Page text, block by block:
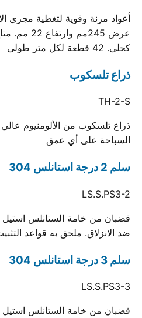
أعواد مرنة وقوية لتغطية مجرى
عرض 245مم
كحلى. 42 قطعة لكل متر طولى
ذراع تلسكوب
TH-2-S
ذراع تلسكوب من الألومنيوم
السباحة على أي عمق
سلم 2 درجة استانلس 304
LS.S.PS3-2
قضبان من خامة الستانلس استيل
ضد الانزلاق. ملحق به قواعد
سلم 3 درجة استانلس 304
LS.S.PS3-3
قضبان من خامة الستانلس استيل